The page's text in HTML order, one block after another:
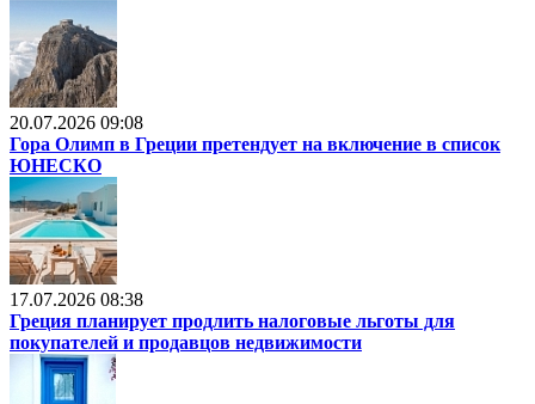
20.07.2026 09:08
Гора Олимп в Греции претендует на включение в список
ЮНЕСКО
17.07.2026 08:38
Греция планирует продлить налоговые льготы для
покупателей и продавцов недвижимости